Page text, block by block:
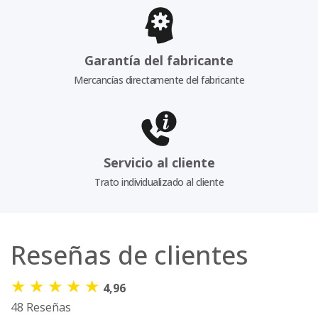
Garantía del fabricante
Mercancías directamente del fabricante
Servicio al cliente
Trato individualizado al cliente
Reseñas de clientes
★ ★ ★ ★ ★ 4,96
48 Reseñas